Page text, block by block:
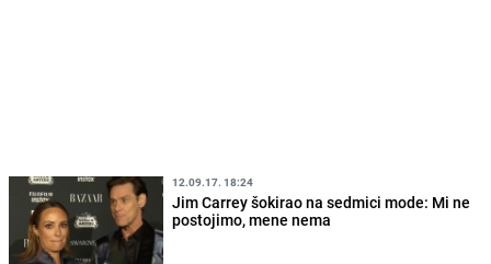
12.09.17. 18:24
Jim Carrey šokirao na sedmici mode: Mi ne
postojimo, mene nema